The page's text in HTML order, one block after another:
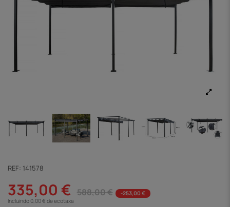
REF: 141578
335,00 € 588,00 €
-253,00 €
Incluindo 0,00 € de ecotaxa